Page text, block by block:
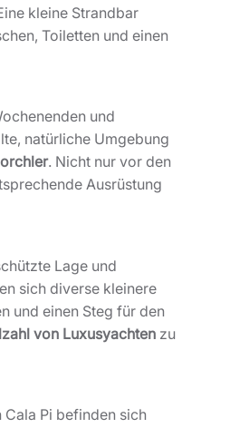
kleine Strandbar
Toiletten und einen
und
natürliche Umgebung
. Nicht nur vor den
Ausrüstung
Lage und
sich diverse kleinere
und einen Steg für den
von Luxusyachten zu
Pi befinden sich